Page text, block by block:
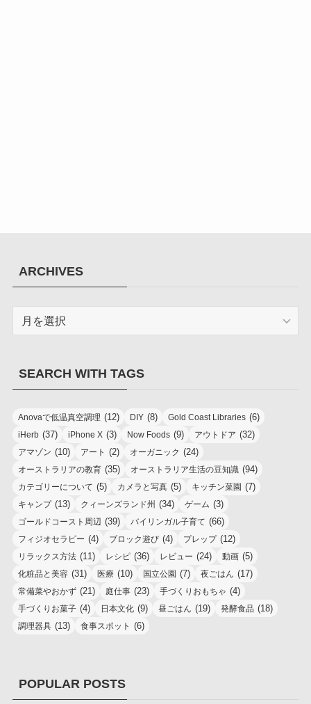
ARCHIVES
ARCHIVES
SEARCH WITH TAGS
Anovaで低温真空調理 (12) DIY (8) Gold Coast Libraries (6)
iHerb (37) iPhone X (3) Now Foods (9) アウトドア (32)
アマゾン (10) アート (2) オーガニック (24)
オーストラリアの教育 (35) オーストラリア生活の豆知識 (94)
カテゴリーについて (5) カメラと写真 (5) キッチン菜園 (7)
キャンプ(13) クィーンズランド州 (34) ゲーム (3)
ゴールドコースト周辺 (39) バイリンガル子育て (66)
フィジオセラピー (4) ブロック遊び (4) プレップ(12)
リラックス方法 (11) レシピ (36) レビュー (24) 動画 (5)
化粧品と美容 (31) 医療 (10) 国立公園 (7) 夜ごはん (17)
常備菜やおかず (21) 庭仕事 (23) 手づくりおもちゃ (4)
手づくりお菓子 (4) 日本文化 (9) 昼ごはん (19) 発酵食品 (18)
調理器具 (13) 食事スポット (6)
POPULAR POSTS